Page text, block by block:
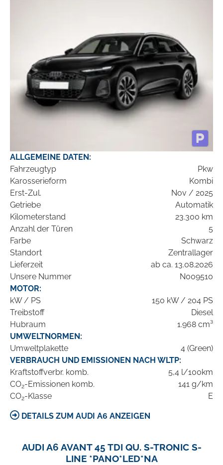
ALLGEMEINE DATEN:
Fahrzeugtyp
Pkw
Karosserieform
Kombi
Erst-Zul.
Nov / 2025
Getriebe
Automatik
Kilometerstand
23.300 km
Anzahl der Türen
5
Farbe
Schwarz
Standort
Zentrallager
Lieferzeit
ab ca. 13.08.2026
Unsere Nummer
N009510
MOTOR:
kW / PS
150 kW / 204 PS
Treibstoff
Diesel
Hubraum
1.968 cm³
UMWELTNORMEN:
Umweltplakette
4 (Green)
VERBRAUCH UND EMISSIONEN NACH WLTP:
Kraftstoffverbr. komb.
5,4 l/100km
CO2-Emissionen komb.
141 g/km
CO2-Klasse E
DETAILS ZUM AUDI A6 ANZEIGEN
AUDI A6 AVANT 45 TDI QU. S-TRONIC S-
LINE *PANO*LED*NA